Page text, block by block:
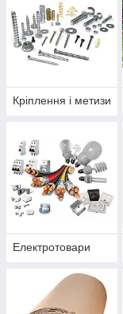
Кріплення і метизи
Електротовари